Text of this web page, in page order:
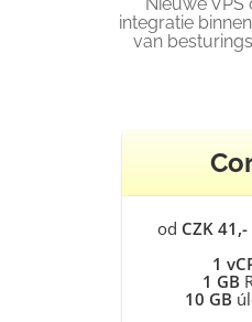
integratie
van
od CZK
1
1 GB
10 GB